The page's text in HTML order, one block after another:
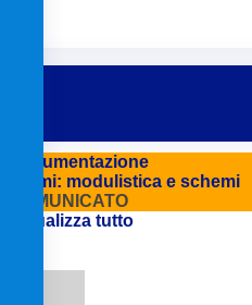
Documentazione
Premi: modulistica e schemi
COMUNICATO
Visualizza tutto